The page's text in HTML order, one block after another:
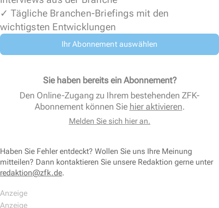
✓ Tägliche Branchen-Briefings mit den
wichtigsten Entwicklungen
Ihr Abonnement auswählen
Sie haben bereits ein Abonnement?
Den Online-Zugang zu Ihrem bestehenden ZFK-
Abonnement können Sie hier aktivieren.
Melden Sie sich hier an.
Haben Sie Fehler entdeckt? Wollen Sie uns Ihre Meinung
mitteilen? Dann kontaktieren Sie unsere Redaktion gerne unter
redaktion@zfk.de.